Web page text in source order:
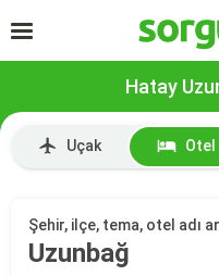
Hatay
Uçak Otel
Şehir, ilçe, tema, otel adı
Uzunbağ